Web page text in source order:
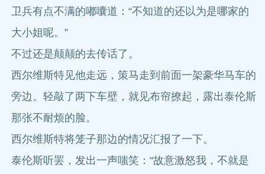
卫兵有点不满的嘟囔道：“不知道的还以为是哪家的
大小姐呢。”
不过还是颠颠的去传话了。
西尔维斯特见他走远，策马走到前面一架豪华马车的
旁边。轻敲了两下车壁，就见布帘撩起，露出泰伦斯
那张不耐烦的脸。
西尔维斯特将笼子那边的情况汇报了一下。
泰伦斯听罢，发出一声嗤笑：“故意激怒我，不就是